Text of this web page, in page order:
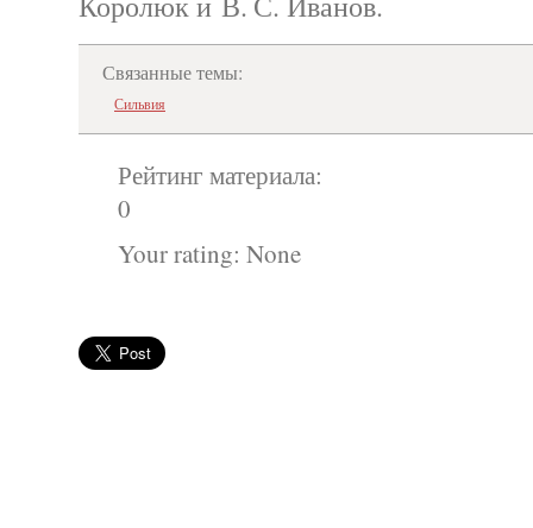
Связанные темы:
Сильвия
Рейтинг материала:
0
Your rating: None